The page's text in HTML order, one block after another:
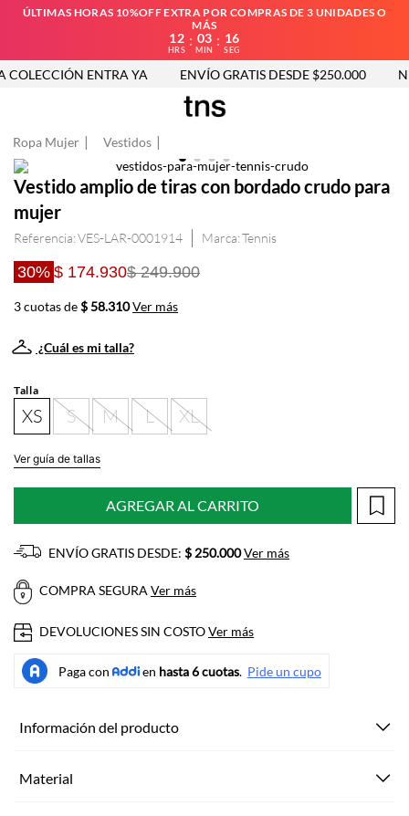
ÚLTIMAS HORAS 10%OFF EXTRA POR COMPRAS DE 3 UNIDADES O
MÁS
12
HRS
: 03
MIN
: 16
SEG
ENTRA YA ENVÍO GRATIS DESDE $250.000
Ropa Mujer Vestidos
Vestido amplio de tiras con bordado crudo para
mujer
Referencia:VES-LAR-0001914 Tennis
30% $ 174.930$ 249.900
3 cuotas de$ 58.310Ver más
¿Cuál es mi talla?
Talla
XS S M L XL
Ver guía de tallas
AGREGAR AL CARRITO
ENVÍO GRATIS DESDE: $ 250.000Ver más
COMPRA SEGURA Ver más
DEVOLUCIONES SIN COSTOVer más
Información del producto
Material